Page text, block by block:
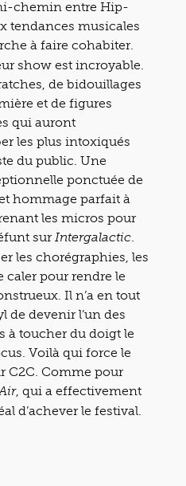
chemin entre Hip-
tendances musicales
à faire cohabiter.
show est incroyable.
de bidouillages
et de figures
qui auront
les plus intoxiqués
du public. Une
ponctuée de
hommage parfait à
les micros pour
surIntergalactic
les chorégraphies, les
caler pour rendre le
Il n’a en tout
de devenir l’un des
à toucher du doigt le
Voilà qui force le
C2C. Comme pour
, qui a effectivement
d’achever le festival.